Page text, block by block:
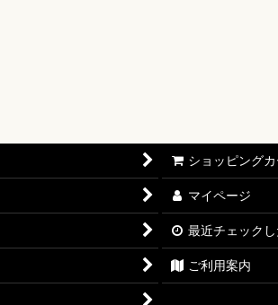
Edition【EB-03】
13】
THE BEST vol.2【PRB-02】
ショッピングカ
マイページ
最近チェック
ご利用案内